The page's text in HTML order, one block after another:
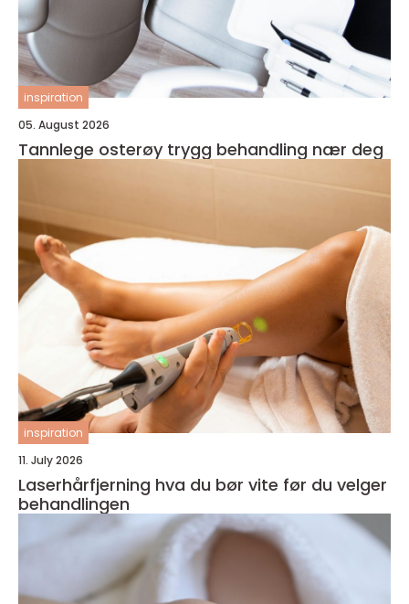
inspiration
05. August 2026
Tannlege osterøy trygg behandling nær deg
inspiration
11. July 2026
Laserhårfjerning hva du bør vite før du velger
behandlingen